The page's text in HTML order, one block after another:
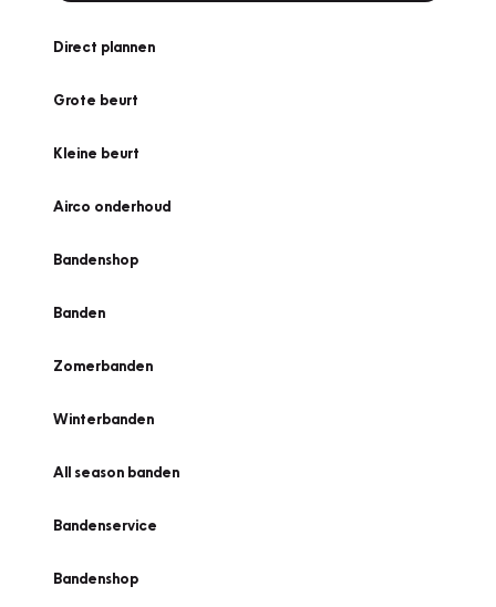
Direct plannen
Grote beurt
Kleine beurt
Airco onderhoud
Bandenshop
Banden
Zomerbanden
Winterbanden
All season banden
Bandenservice
Bandenshop